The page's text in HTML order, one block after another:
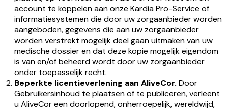
account te koppelen aan onze Kardia Pro-Service of
informatiesystemen die door uw zorgaanbieder worden
aangeboden, gegevens die aan uw zorgaanbieder
worden verstrekt mogelijk deel gaan uitmaken van uw
medische dossier en dat deze kopie mogelijk eigendom
is van en/of beheerd wordt door uw zorgaanbieder
onder toepasselijk recht.
Beperkte licentieverlening aan AliveCor. Door
Gebruikersinhoud te plaatsen of te publiceren, verleent
u AliveCor een doorlopend, onherroepelijk, wereldwijd,